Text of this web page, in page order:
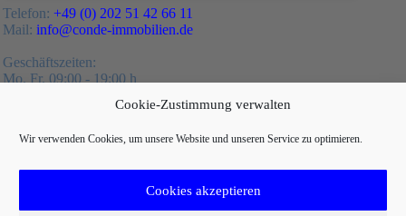
Cookie-Zustimmung verwalten
Wir verwenden Cookies, um unsere Website und unseren Service zu optimieren.
Cookies akzeptieren
Telefon: +49 (0) 202 51 42 66 11
Mail: info@conde-immobilien.de
Geschäftszeiten:
Mo. Fr. 09:00 - 19:00 h
11